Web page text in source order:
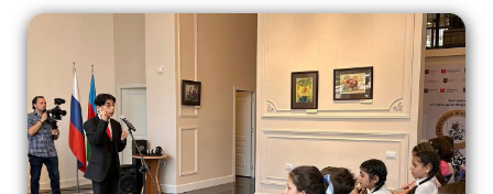
«Культуроориентированное […]